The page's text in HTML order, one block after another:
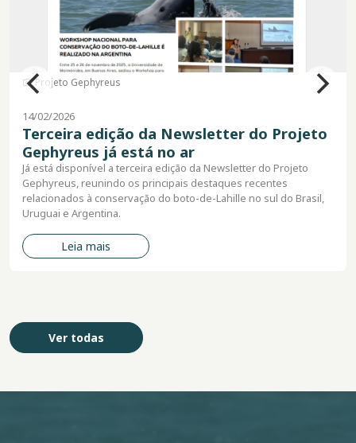
Projeto Gephyreus
14/02/2026
Terceira edição da Newsletter do Projeto
Gephyreus já está no ar
Já está disponível a terceira edição da Newsletter do Projeto
Gephyreus, reunindo os principais destaques recentes
relacionados à conservação do boto-de-Lahille no sul do Brasil,
Uruguai e Argentina.
Leia mais
Ver todas